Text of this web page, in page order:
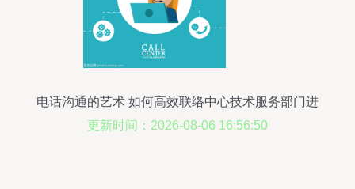
电话沟通的艺术 如何高效联络中心技术服务部门进
行设计咨询
更新时间：2026-08-06 16:56:50